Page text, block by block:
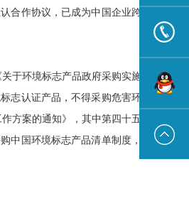
在线联系
合作协议，已成为中国企业跨
于环境标志产品政府采购实施
志认证产品，不得采购危害环
方案的通知》，其中第四十五
中国环境标志产品清单制度，